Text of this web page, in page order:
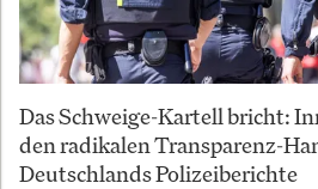
Das Schweige-Kartell bricht:
den radikalen Transparenz-
Deutschlands Polizeiberichte